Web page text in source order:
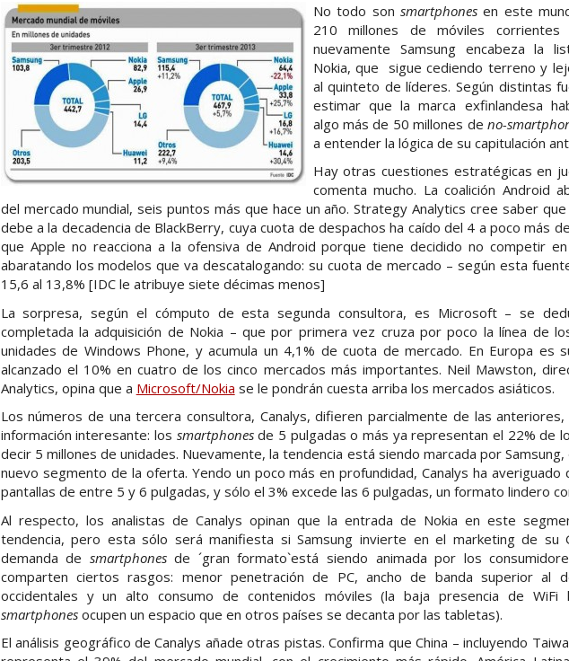
No todo sonsmartphones en este
210 millones de móviles
nuevamente Samsung encabeza la
Nokia, que sigue cediendo terreno y
al quinteto de líderes. Según distintas
estimar que la marca exfinlandesa
algo más de 50 millones deno-
a entender la lógica de su capitulación
Hay otras cuestiones estratégicas en
comenta mucho. La coalición Android
del mercado mundial, seis puntos más que hace un año. Strategy Analytics cree saber
debe a la decadencia de BlackBerry, cuya cuota de despachos ha caído del 4 a poco más
que Apple no reacciona a la ofensiva de Android porque tiene decidido no competir
abaratando los modelos que va descatalogando: su cuota de mercado – según esta
15,6 al 13,8% [IDC le atribuye siete décimas menos]
La sorpresa, según el cómputo de esta segunda consultora, es Microsoft – se
completada la adquisición de Nokia – que por primera vez cruza por poco la línea de
unidades de Windows Phone, y acumula un 4,1% de cuota de mercado. En Europa es
alcanzado el 10% en cuatro de los cinco mercados más importantes. Neil Mawston,
Analytics, opina que a Microsoft/Nokia se le pondrán cuesta arriba los mercados asiáticos.
Los números de una tercera consultora, Canalys, difieren parcialmente de las
información interesante: los smartphonesde 5 pulgadas o más ya representan el 22% de
decir 5 millones de unidades. Nuevamente, la tendencia está siendo marcada por
nuevo segmento de la oferta. Yendo un poco más en profundidad, Canalys ha averiguado
pantallas de entre 5 y 6 pulgadas, y sólo el 3% excede las 6 pulgadas, un formato lindero
Al respecto, los analistas de Canalys opinan que la entrada de Nokia en este
tendencia, pero esta sólo será manifiesta si Samsung invierte en el marketing de su
demanda de smartphonesde ´gran formato`está siendo animada por los
comparten ciertos rasgos: menor penetración de PC, ancho de banda superior al
occidentales y un alto consumo de contenidos móviles (la baja presencia de WiFi
smartphonesocupen un espacio que en otros países se decanta por las tabletas).
El análisis geográfico de Canalys añade otras pistas. Confirma que China – incluyendo